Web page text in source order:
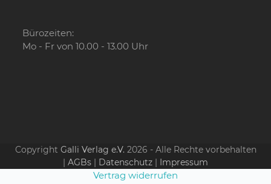
Bürozeiten:
Mo - Fr von 10.00 - 13.00 Uhr
Copyright Galli Verlag e.V. 2026 - Alle Rechte vorbehalten
AGBs Datenschutz Impressum
Vertrag widerrufen